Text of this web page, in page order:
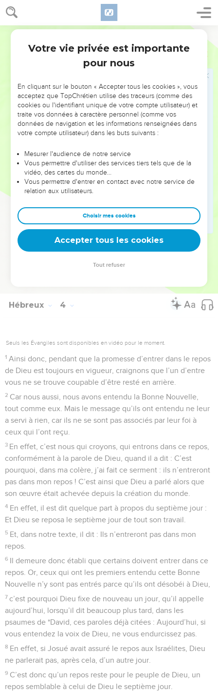
Hébreux 3
d’entre vous ne se laisse tromper par le péché et ne
s’endurcisse.
nous conservons fermement, et jusqu’au bout, l’assurance
que nous avons eue dès le début,
entendez la voix de Dieu, ne vous endurcissez pas, comme
l’ont fait vos ancêtres lorsqu’ils se sont révoltés.
En effet, qui sont ceux qui se sont révoltés contre Dieu
après avoir entendu sa voix ? N’est-ce pas tous ceux qui
étaient sortis d’Egypte sous la conduite de Moïse ?
Et contre qui Dieu a-t-il été plein de colère pendant
quarante ans ? N’est-ce pas contre ceux qui avaient péché et
dont les cadavres sont tombés dans le désert ?
Enfin, à qui a-t-il fait ce serment : ils n’entreront pas dans
obéir ?
Nous voyons donc qu’ils n’ont pas pu entrer dans le repos
de Dieu parce qu’ils ne lui ont pas fait confiance.
La Bible Du Semeur Copyright © 1992, 1999 by Biblica, Inc.® Used by permission.
Hébreux 4
Seuls les Évangiles sont disponibles en vidéo pour le moment.
1 Ainsi donc, pendant que la promesse d’entrer dans le repos
de Dieu est toujours en vigueur, craignons que l’un d’entre
vous ne se trouve coupable d’être resté en arrière.
2 Car nous aussi, nous avons entendu la Bonne Nouvelle,
tout comme eux. Mais le message qu’ils ont entendu ne leur
a servi à rien, car ils ne se sont pas associés par leur foi à
ceux qui l’ont reçu.
3 En effet, c’est nous qui croyons, qui entrons dans ce repos,
conformément à la parole de Dieu, quand il a dit : C’est
pourquoi, dans ma colère, j’ai fait ce serment : ils n’entreront
pas dans mon repos ! C’est ainsi que Dieu a parlé alors que
son œuvre était achevée depuis la création du monde.
4 En effet, il est dit quelque part à propos du septième jour :
Et Dieu se reposa le septième jour de tout son travail.
5 Et, dans notre texte, il dit : Ils n’entreront pas dans mon
repos.
6 Il demeure donc établi que certains doivent entrer dans ce
repos. Or, ceux qui ont les premiers entendu cette Bonne
Nouvelle n’y sont pas entrés parce qu’ils ont désobéi à Dieu,
7 c’est pourquoi Dieu fixe de nouveau un jour, qu’il appelle
aujourd’hui, lorsqu’il dit beaucoup plus tard, dans les
psaumes de *David, ces paroles déjà citées : Aujourd’hui, si
vous entendez la voix de Dieu, ne vous endurcissez pas.
8 En effet, si Josué avait assuré le repos aux Israélites, Dieu
ne parlerait pas, après cela, d’un autre jour.
9 C’est donc qu’un repos reste pour le peuple de Dieu, un
repos semblable à celui de Dieu le septième jour.
Votre vie privée est importante
pour nous
En cliquant sur le bouton « Accepter tous les cookies », vous
acceptez que TopChrétien utilise des traceurs (comme des
cookies ou l'identifiant unique de votre compte utilisateur) et
traite vos données à caractère personnel (comme vos
données de navigation et les informations renseignées dans
votre compte utilisateur) dans les buts suivants :
Mesurer l'audience de notre service
Vous permettre d'utiliser des services tiers tels que de la
vidéo, des cartes du monde…
Vous permettre d'entrer en contact avec notre service de
relation aux utilisateurs.
Choisir mes cookies
Accepter tous les cookies
Tout refuser